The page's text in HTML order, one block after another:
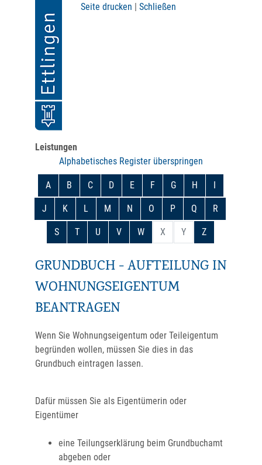
Seite drucken | Schließen
Leistungen
Alphabetisches Register überspringen
A B C D E F G H I
J K L M N O P Q R
S T U V W X Y Z
GRUNDBUCH - AUFTEILUNG IN
WOHNUNGSEIGENTUM
BEANTRAGEN
Wenn Sie Wohnungseigentum oder Teileigentum
begründen wollen, müssen Sie dies in das
Grundbuch eintragen lassen.
Dafür müssen Sie als Eigentümerin oder
Eigentümer
eine Teilungserklärung beim Grundbuchamt
abgeben oder